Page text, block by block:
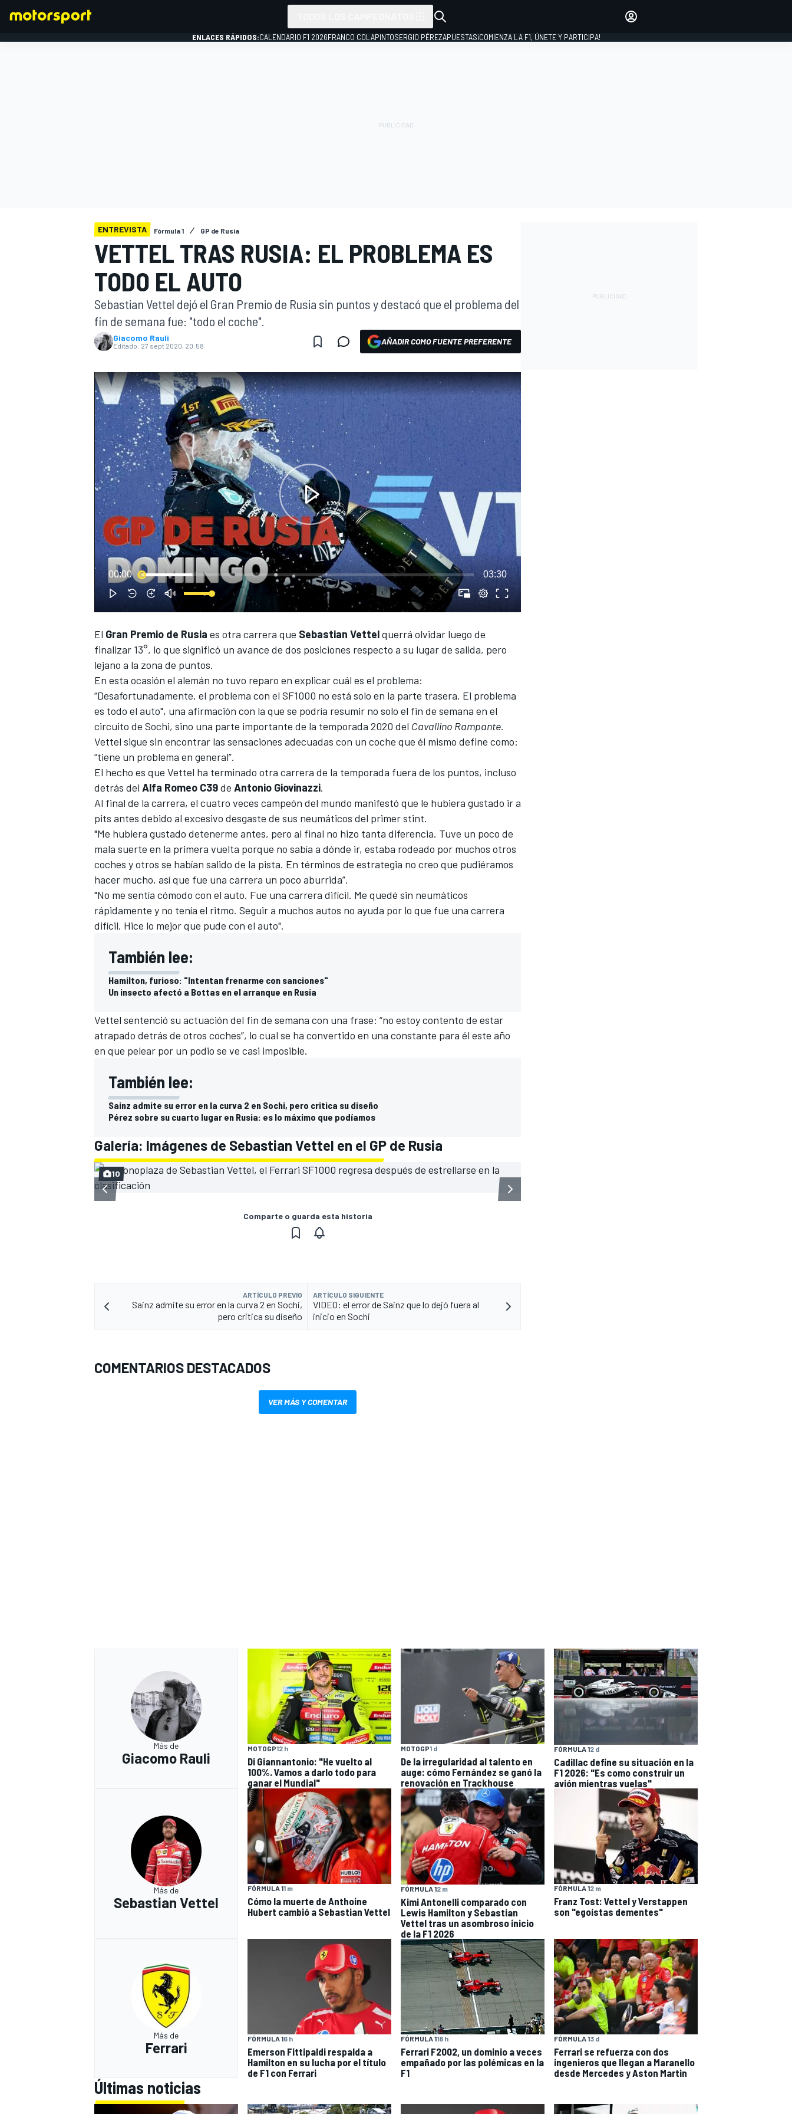
INDYCAR
MOTOGP
NASCAR CUP
FÓRMULA E
WRC
INICIAR SESIÓN
ENLACES RÁPIDOS:CALENDARIO F1 2026FRANCO COLAPINTOSERGIO PÉREZAPUESTAS¡COMIENZA LA F1, ÚNETE Y PARTICIPA!
ENTREVISTA Fórmula 1 GP de Rusia
VETTEL TRAS RUSIA: EL PROBLEMA ES
TODO EL AUTO
Sebastian Vettel dejó el Gran Premio de Rusia sin puntos y destacó que el problema del
fin de semana fue: "todo el coche".
Giacomo Rauli
Editado: 27 sept 2020, 20:58 AÑADIR COMO FUENTE PREFERENTE
00:00 03:30
El Gran Premio de Rusia es otra carrera que Sebastian Vettelquerrá olvidar luego de
finalizar 13°, lo que significó un avance de dos posiciones respecto a su lugar de salida, pero
lejano a la zona de puntos.
En esta ocasión el alemán no tuvo reparo en explicar cuál es el problema:
“Desafortunadamente, el problema con el SF1000 no está solo en la parte trasera. El problema
es todo el auto", una afirmación con la que se podría resumir no solo el fin de semana en el
circuito de Sochi, sino una parte importante de la temporada 2020 del Cavallino Rampante.
Vettel sigue sin encontrar las sensaciones adecuadas con un coche que él mismo define como:
“tiene un problema en general”.
El hecho es que Vettel ha terminado otra carrera de la temporada fuera de los puntos, incluso
detrás del Alfa Romeo C39de Antonio Giovinazzi.
Al final de la carrera, el cuatro veces campeón del mundo manifestó que le hubiera gustado ir a
pits antes debido al excesivo desgaste de sus neumáticos del primer stint.
"Me hubiera gustado detenerme antes, pero al final no hizo tanta diferencia. Tuve un poco de
mala suerte en la primera vuelta porque no sabía a dónde ir, estaba rodeado por muchos otros
coches y otros se habían salido de la pista. En términos de estrategia no creo que pudiéramos
hacer mucho, así que fue una carrera un poco aburrida”.
"No me sentía cómodo con el auto. Fue una carrera difícil. Me quedé sin neumáticos
rápidamente y no tenía el ritmo. Seguir a muchos autos no ayuda por lo que fue una carrera
difícil. Hice lo mejor que pude con el auto".
También lee:
Hamilton, furioso: "Intentan frenarme con sanciones"
Un insecto afectó a Bottas en el arranque en Rusia
Vettel sentenció su actuación del fin de semana con una frase: “no estoy contento de estar
atrapado detrás de otros coches”, lo cual se ha convertido en una constante para él este año
en que pelear por un podio se ve casi imposible.
También lee:
Sainz admite su error en la curva 2 en Sochi, pero critica su diseño
Pérez sobre su cuarto lugar en Rusia: es lo máximo que podíamos
Galería: Imágenes de Sebastian Vettel en el GP de Rusia
10
Comparte o guarda esta historia
ARTÍCULO PREVIO
Sainz admite su error en la curva 2 en Sochi,
pero critica su diseño
ARTÍCULO SIGUIENTE
VIDEO: el error de Sainz que lo dejó fuera al
inicio en Sochi
COMENTARIOS DESTACADOS
VER MÁS Y COMENTAR
Más de
Giacomo Rauli
MOTOGP12 h
Di Giannantonio: "He vuelto al
100%. Vamos a darlo todo para
ganar el Mundial"
MOTOGP1 d
De la irregularidad al talento en
auge: cómo Fernández se ganó la
renovación en Trackhouse
FÓRMULA 12 d
Cadillac define su situación en la
F1 2026: "Es como construir un
avión mientras vuelas"
Más de
Sebastian Vettel
FÓRMULA 11 m
Cómo la muerte de Anthoine
Hubert cambió a Sebastian Vettel
FÓRMULA 12 m
Kimi Antonelli comparado con
Lewis Hamilton y Sebastian
Vettel tras un asombroso inicio
de la F1 2026
FÓRMULA 12 m
Franz Tost: Vettel y Verstappen
son "egoístas dementes"
Más de
Ferrari
FÓRMULA 16 h
Emerson Fittipaldi respalda a
Hamilton en su lucha por el título
de F1 con Ferrari
FÓRMULA 118 h
Ferrari F2002, un dominio a veces
empañado por las polémicas en la
F1
FÓRMULA 13 d
Ferrari se refuerza con dos
ingenieros que llegan a Maranello
desde Mercedes y Aston Martin
Últimas noticias